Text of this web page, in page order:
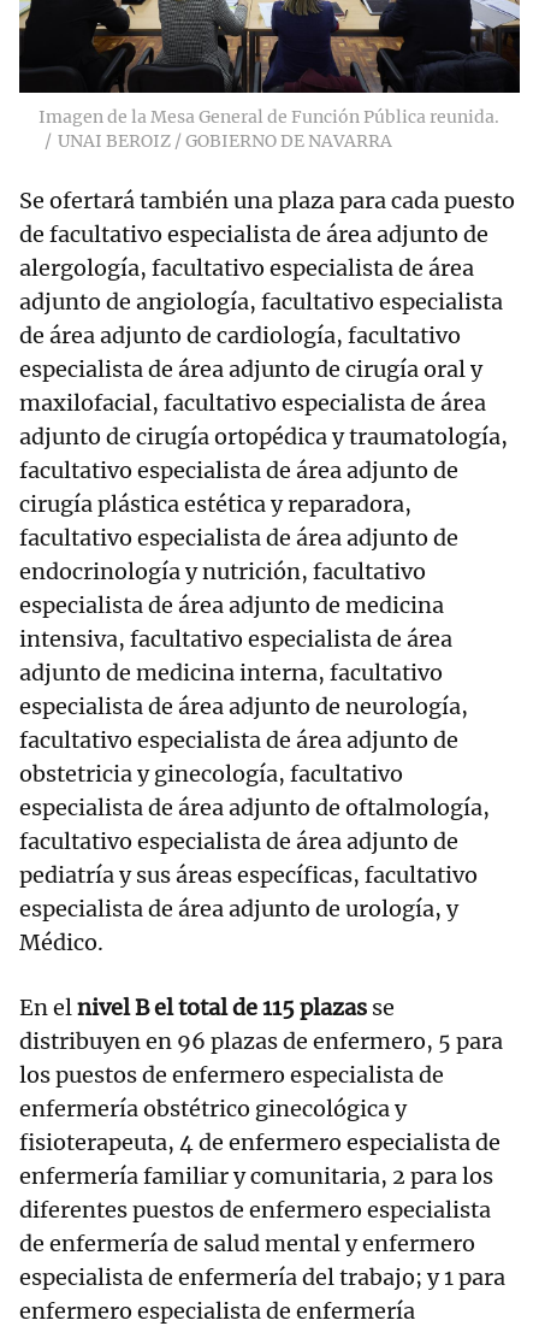
Imagen de la Mesa General de Función Pública reunida.
UNAI BEROIZ / GOBIERNO DE NAVARRA
Se ofertará también una plaza para cada puesto
de facultativo especialista de área adjunto de
alergología, facultativo especialista de área
adjunto de angiología, facultativo especialista
de área adjunto de cardiología, facultativo
especialista de área adjunto de cirugía oral y
maxilofacial, facultativo especialista de área
adjunto de cirugía ortopédica y traumatología,
facultativo especialista de área adjunto de
cirugía plástica estética y reparadora,
facultativo especialista de área adjunto de
endocrinología y nutrición, facultativo
especialista de área adjunto de medicina
intensiva, facultativo especialista de área
adjunto de medicina interna, facultativo
especialista de área adjunto de neurología,
facultativo especialista de área adjunto de
obstetricia y ginecología, facultativo
especialista de área adjunto de oftalmología,
facultativo especialista de área adjunto de
pediatría y sus áreas específicas, facultativo
especialista de área adjunto de urología, y
Médico.
En elnivel B el total de 115 plazas se
distribuyen en 96 plazas de enfermero, 5 para
los puestos de enfermero especialista de
enfermería obstétrico ginecológica y
fisioterapeuta, 4 de enfermero especialista de
enfermería familiar y comunitaria, 2 para los
diferentes puestos de enfermero especialista
de enfermería de salud mental y enfermero
especialista de enfermería del trabajo; y 1 para
enfermero especialista de enfermería